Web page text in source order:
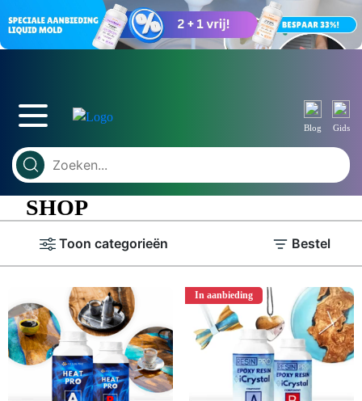
Blog Gids
SHOP
Toon categorieën Bestel
In aanbieding